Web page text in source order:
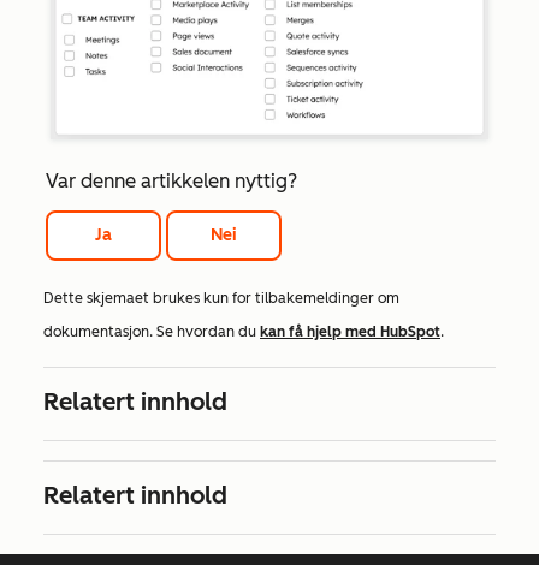
Var denne artikkelen nyttig?
Ja Nei
Dette skjemaet brukes kun for tilbakemeldinger om
dokumentasjon. Se hvordan du kan få hjelp med HubSpot.
Relatert innhold
Relatert innhold